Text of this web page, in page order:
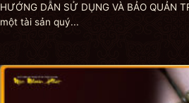
HƯỚNG DẪN SỬ DỤNG VÀ BẢO QUẢN
một tài sản quý...